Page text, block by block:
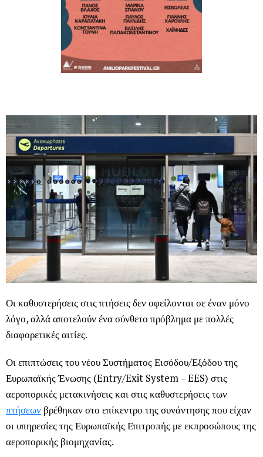
Οι καθυστερήσεις στις πτήσεις δεν οφείλονται σε έναν μόνο
λόγο, αλλά αποτελούν ένα σύνθετο πρόβλημα με πολλές
διαφορετικές αιτίες.
Οι επιπτώσεις του νέου Συστήματος Εισόδου/Εξόδου της
Ευρωπαϊκής Ένωσης (Entry/Exit System – EES) στις
αεροπορικές μετακινήσεις και στις καθυστερήσεις των
πτήσεων βρέθηκαν στο επίκεντρο της συνάντησης που είχαν
οι υπηρεσίες της Ευρωπαϊκής Επιτροπής με εκπροσώπους της
αεροπορικής βιομηχανίας.